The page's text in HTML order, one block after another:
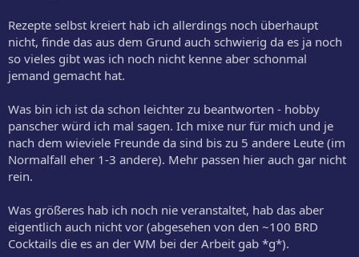
Rezepte selbst kreiert hab ich allerdings noch überhaupt
nicht, finde das aus dem Grund auch schwierig da es ja noch
so vieles gibt was ich noch nicht kenne aber schonmal
jemand gemacht hat.
Was bin ich ist da schon leichter zu beantworten - hobby
panscher würd ich mal sagen. Ich mixe nur für mich und je
nach dem wieviele Freunde da sind bis zu 5 andere Leute (im
Normalfall eher 1-3 andere). Mehr passen hier auch gar nicht
rein.
Was größeres hab ich noch nie veranstaltet, hab das aber
eigentlich auch nicht vor (abgesehen von den ~100 BRD
Cocktails die es an der WM bei der Arbeit gab *g*).